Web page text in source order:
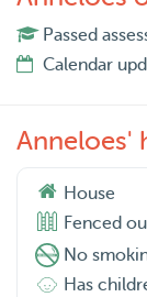
Passed
Calendar
Anneloes'
House
Fenced
No
Has